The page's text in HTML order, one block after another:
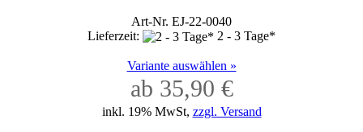
Art-Nr. EJ-22-0040
Lieferzeit:
2 - 3 Tage*
Variante auswählen »
ab 35,90 €
inkl. 19% MwSt, zzgl. Versand